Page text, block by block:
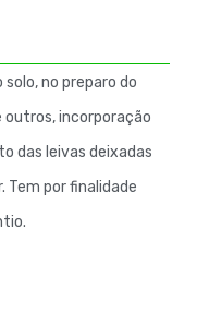
no preparo do
incorporação
das leivas deixadas
Tem por finalidade